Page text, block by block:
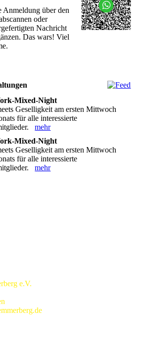
Anmeldung über den
oder
Nachricht
Das wars! Viel
Mixed-Night
Geselligkeit am ersten Mittwoch
für alle interessierte
mehr
Mixed-Night
Geselligkeit am ersten Mittwoch
für alle interessierte
mehr
e.V.